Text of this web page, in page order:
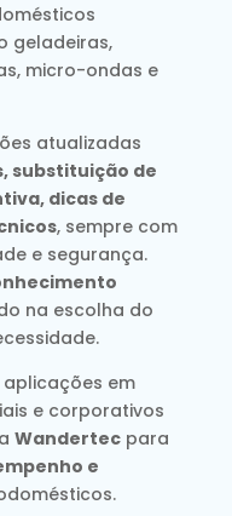
geladeiras,
micro-ondas e
atualizadas
substituição de
dicas de
, sempre com
e segurança.
na escolha do
em
e corporativos
Wandertecpara
e